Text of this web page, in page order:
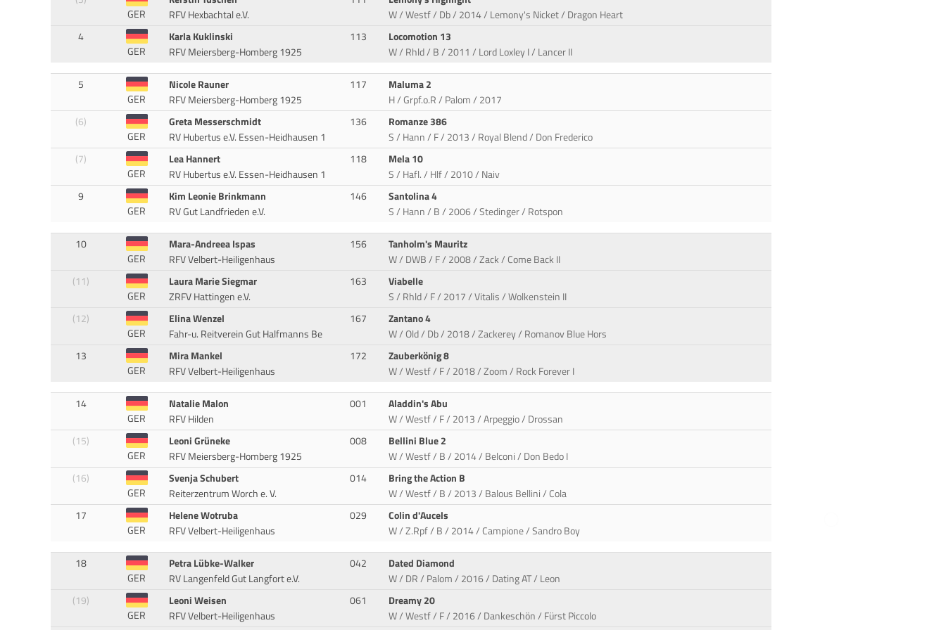
GER
RFV Hexbachtal e.V.
W / Westf / Db / 2014 / Lemony's Nicket / Dragon Heart
4
GER
Karla Kuklinski
RFV Meiersberg-Homberg 1925
113
Locomotion 13
W / Rhld / B / 2011 / Lord Loxley I / Lancer II
5
GER
Nicole Rauner
RFV Meiersberg-Homberg 1925
117
Maluma 2
H / Grpf.o.R / Palom / 2017
(6)
GER
Greta Messerschmidt
RV Hubertus e.V. Essen-Heidhausen 1
136
Romanze 386
S / Hann / F / 2013 / Royal Blend / Don Frederico
(7)
GER
Lea Hannert
RV Hubertus e.V. Essen-Heidhausen 1
118
Mela 10
S / Hafl. / Hlf / 2010 / Naiv
9
GER
Kim Leonie Brinkmann
RV Gut Landfrieden e.V.
146
Santolina 4
S / Hann / B / 2006 / Stedinger / Rotspon
10
GER
Mara-Andreea Ispas
RFV Velbert-Heiligenhaus
156
Tanholm's Mauritz
W / DWB / F / 2008 / Zack / Come Back II
(11)
GER
Laura Marie Siegmar
ZRFV Hattingen e.V.
163
Viabelle
S / Rhld / F / 2017 / Vitalis / Wolkenstein II
(12)
GER
Elina Wenzel
Fahr-u. Reitverein Gut Halfmanns Be
167
Zantano 4
W / Old / Db / 2018 / Zackerey / Romanov Blue Hors
13
GER
Mira Mankel
RFV Velbert-Heiligenhaus
172
Zauberkönig 8
W / Westf / F / 2018 / Zoom / Rock Forever I
14
GER
Natalie Malon
RFV Hilden
001
Aladdin's Abu
W / Westf / F / 2013 / Arpeggio / Drossan
(15)
GER
Leoni Grüneke
RFV Meiersberg-Homberg 1925
008
Bellini Blue 2
W / Westf / B / 2014 / Belconi / Don Bedo I
(16)
GER
Svenja Schubert
Reiterzentrum Worch e. V.
014
Bring the Action B
W / Westf / B / 2013 / Balous Bellini / Cola
17
GER
Helene Wotruba
RFV Velbert-Heiligenhaus
029
Colin d'Aucels
W / Z.Rpf / B / 2014 / Campione / Sandro Boy
18
GER
Petra Lübke-Walker
RV Langenfeld Gut Langfort e.V.
042
Dated Diamond
W / DR / Palom / 2016 / Dating AT / Leon
(19)
GER
Leoni Weisen
RFV Velbert-Heiligenhaus
061
Dreamy 20
W / Westf / F / 2016 / Dankeschön / Fürst Piccolo